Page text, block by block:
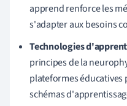
apprend renforce les
s'adapter aux besoins
Technologies
principes de la
plateformes éducatives
schémas